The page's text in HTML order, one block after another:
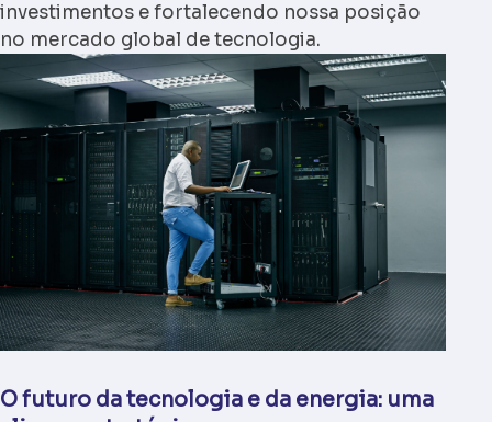
investimentos e fortalecendo nossa posição
no mercado global de tecnologia.
O futuro da tecnologia e da energia: uma